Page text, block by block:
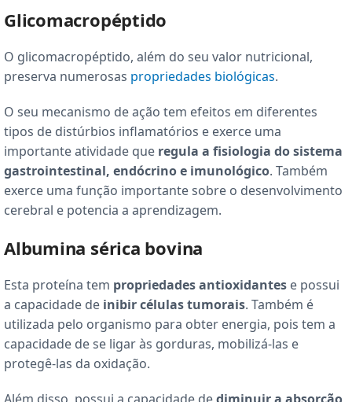
Glicomacropéptido
O glicomacropéptido, além do seu valor nutricional,
preserva numerosas propriedades biológicas.
O seu mecanismo de ação tem efeitos em diferentes
tipos de distúrbios inflamatórios e exerce uma
importante atividade que regula a fisiologia do sistema
gastrointestinal, endócrino e imunológico. Também
exerce uma função importante sobre o desenvolvimento
cerebral e potencia a aprendizagem.
Albumina sérica bovina
Esta proteína tem propriedades antioxidantes e possui
a capacidade de inibir células tumorais. Também é
utilizada pelo organismo para obter energia, pois tem a
capacidade de se ligar às gorduras, mobilizá-las e
protegê-las da oxidação.